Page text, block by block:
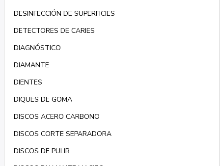
DESINFECCIÓN DE SUPERFICIES
DETECTORES DE CARIES
DIAGNÓSTICO
DIAMANTE
DIENTES
DIQUES DE GOMA
DISCOS ACERO CARBONO
DISCOS CORTE SEPARADORA
DISCOS DE PULIR